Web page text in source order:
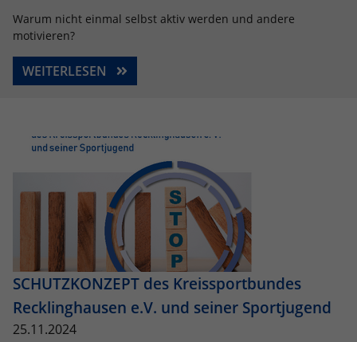
Warum nicht einmal selbst aktiv werden und andere
motivieren?
WEITERLESEN
SCHUTZKONZEPT des Kreissportbundes
Recklinghausen e.V. und seiner Sportjugend
25.11.2024